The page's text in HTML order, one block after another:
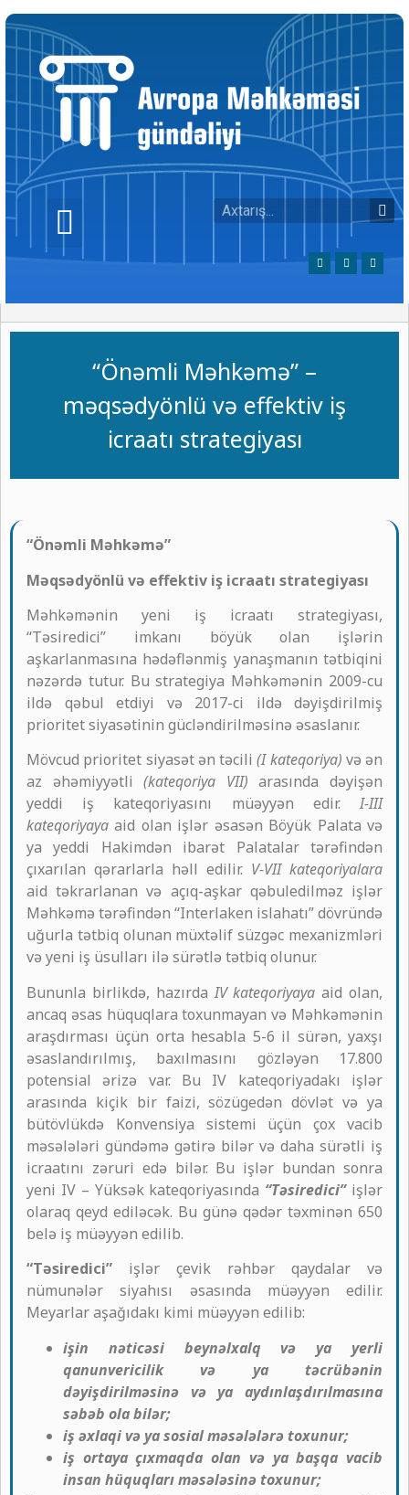
“Önəmli Məhkəmə” –
məqsədyönlü və effektiv iş
icraatı strategiyası
“Önəmli Məhkəmə”
Məqsədyönlü və effektiv iş icraatı strategiyası
Məhkəmənin yeni iş icraatı strategiyası,
“Təsiredici” imkanı böyük olan işlərin
aşkarlanmasına hədəflənmiş yanaşmanın tətbiqini
nəzərdə tutur. Bu strategiya Məhkəmənin 2009-cu
ildə qəbul etdiyi və 2017-ci ildə dəyişdirilmiş
prioritet siyasətinin gücləndirilməsinə əsaslanır.
Mövcud prioritet siyasət ən təcili(I kateqoriya) və ən
az əhəmiyyətli(kateqoriya VII) arasında dəyişən
yeddi iş kateqoriyasını müəyyən edir.I-III
kateqoriyaya aid olan işlər əsasən Böyük Palata və
ya yeddi Hakimdən ibarət Palatalar tərəfindən
çıxarılan qərarlarla həll edilir. V-VII kateqoriyalara
aid təkrarlanan və açıq-aşkar qəbuledilməz işlər
Məhkəmə tərəfindən “Interlaken islahatı” dövründə
uğurla tətbiq olunan müxtəlif süzgəc mexanizmləri
və yeni iş üsulları ilə sürətlə tətbiq olunur.
Bununla birlikdə, hazırdaIV kateqoriyaya aid olan,
ancaq əsas hüquqlara toxunmayan və Məhkəmənin
araşdırması üçün orta hesabla 5-6 il sürən, yaxşı
əsaslandırılmış, baxılmasını gözləyən 17.800
potensial ərizə var. Bu IV kateqoriyadakı işlər
arasında kiçik bir faizi, sözügedən dövlət və ya
bütövlükdə Konvensiya sistemi üçün çox vacib
məsələləri gündəmə gətirə bilər və daha sürətli iş
icraatını zəruri edə bilər. Bu işlər bundan sonra
yeni IV – Yüksək kateqoriyasında “Təsiredici” işlər
olaraq qeyd ediləcək. Bu günə qədər təxminən 650
belə iş müəyyən edilib.
“Təsiredici” işlər çevik rəhbər qaydalar və
nümunələr siyahısı əsasında müəyyən edilir.
Meyarlar aşağıdakı kimi müəyyən edilib:
işin nəticəsi beynəlxalq və ya yerli
qanunvericilik və ya təcrübənin
dəyişdirilməsinə və ya aydınlaşdırılmasına
səbəb ola bilər;
iş əxlaqi və ya sosial məsələlərə toxunur;
iş ortaya çıxmaqda olan və ya başqa vacib
insan hüquqları məsələsinə toxunur;